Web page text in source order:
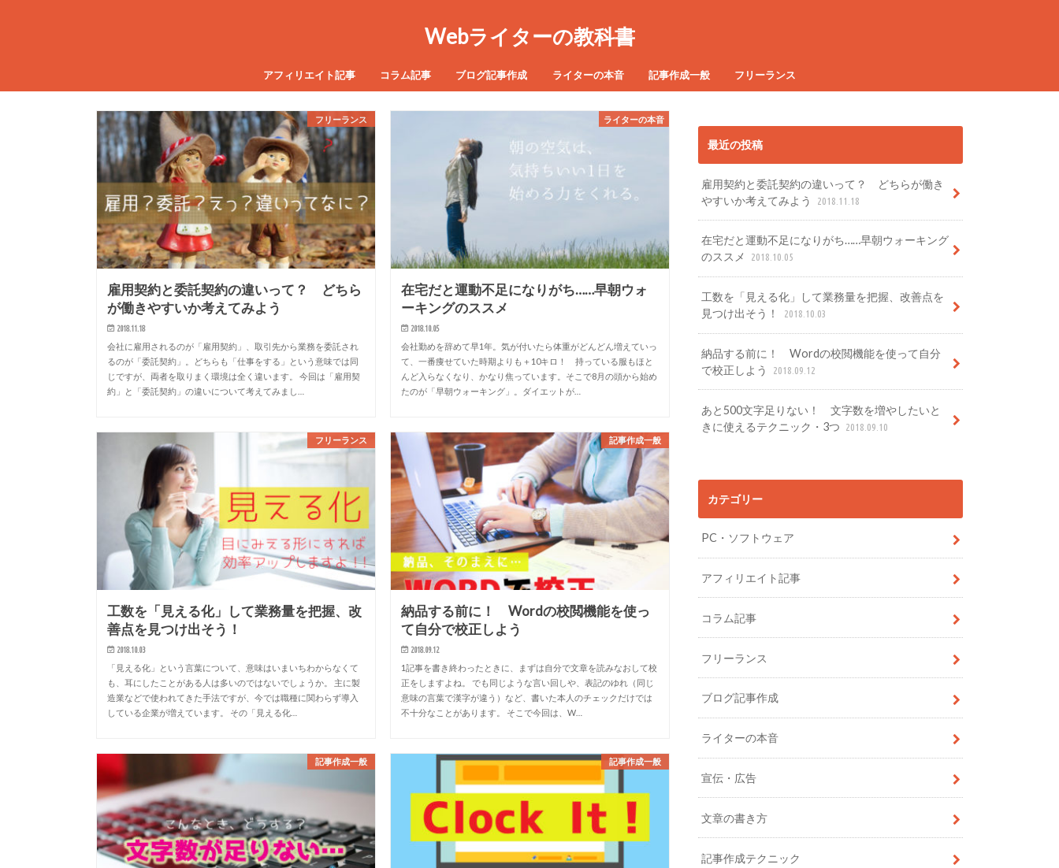
Webライターの教科書
アフィリエイト記事 コラム記事 ブログ記事作成 ライターの本音 記事作成一般 フリーランス
フリーランス
雇用契約と委託契約の違いって？ どちら
が働きやすいか考えてみよう
2018.11.18
会社に雇用されるのが「雇用契約」、取引先から業務を委託され
るのが「委託契約」。どちらも「仕事をする」という意味では同
じですが、両者を取りまく環境は全く違います。 今回は「雇用契
約」と「委託契約」の違いについて考えてみまし…
ライターの本音
在宅だと運動不足になりがち……早朝ウォ
ーキングのススメ
2018.10.05
会社勤めを辞めて早1年。気が付いたら体重がどんどん増えていっ
て、一番痩せていた時期よりも＋10キロ！ 持っている服もほと
んど入らなくなり、かなり焦っています。そこで8月の頭から始め
たのが「早朝ウォーキング」。ダイエットが…
フリーランス
工数を「見える化」して業務量を把握、改
善点を見つけ出そう！
2018.10.03
「見える化」という言葉について、意味はいまいちわからなくて
も、耳にしたことがある人は多いのではないでしょうか。 主に製
造業などで使われてきた手法ですが、今では職種に関わらず導入
している企業が増えています。 その「見える化…
記事作成一般
納品する前に！ Wordの校閲機能を使っ
て自分で校正しよう
2018.09.12
1記事を書き終わったときに、まずは自分で文章を読みなおして校
正をしますよね。 でも同じような言い回しや、表記のゆれ（同じ
意味の言葉で漢字が違う）など、書いた本人のチェックだけでは
不十分なことがあります。 そこで今回は、W…
記事作成一般 記事作成一般
最近の投稿
雇用契約と委託契約の違いって？ どちらが働き
やすいか考えてみよう
2018.11.18
在宅だと運動不足になりがち……早朝ウォーキング
のススメ
2018.10.05
工数を「見える化」して業務量を把握、改善点を
見つけ出そう！
2018.10.03
納品する前に！ Wordの校閲機能を使って自分
で校正しよう
2018.09.12
あと500文字足りない！ 文字数を増やしたいと
きに使えるテクニック・3つ
2018.09.10
カテゴリー
PC・ソフトウェア
アフィリエイト記事
コラム記事
フリーランス
ブログ記事作成
ライターの本音
宣伝・広告
文章の書き方
記事作成テクニック